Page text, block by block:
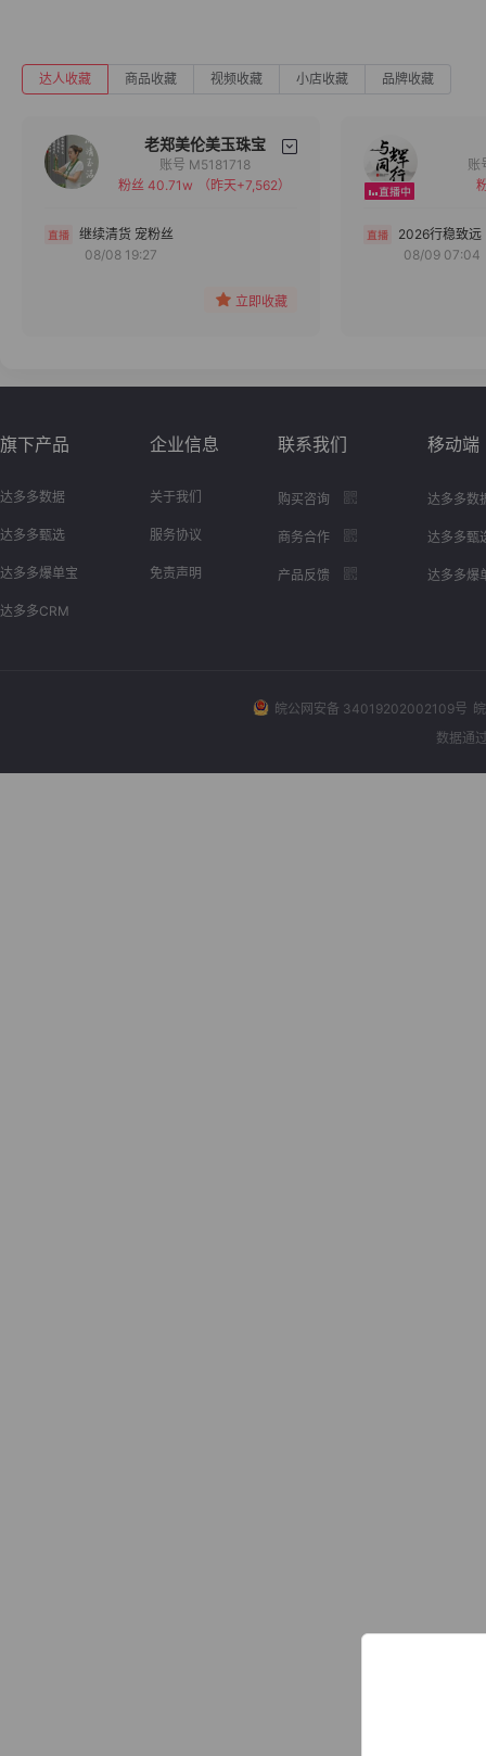
达人收藏 商品收藏 视频收藏 小店收藏 品牌收藏
老郑美伦美玉珠宝
备注
账号 M5181718
粉丝 40.71w
（昨天+7,562）
继续清货 宠粉丝
08/08 19:27
立即收藏
2026行稳致远
08/09 07:04
旗下产品
达多多数据
达多多甄选
达多多爆单宝
达多多CRM
企业信息
关于我们
服务协议
免责声明
联系我们
购买咨询
商务合作
产品反馈
移动端
达多多数
达多多甄
达多多爆
皖公网安备 34019202002109号
数据通